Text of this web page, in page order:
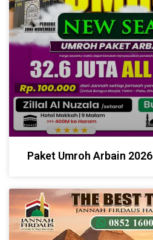
Paket Umroh Arbain 2026